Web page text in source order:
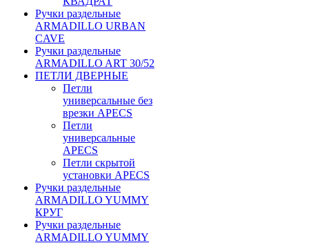
Ручки раздельные
ARMADILLO URBAN
CAVE
Ручки раздельные
ARMADILLO ART 30/52
ПЕТЛИ ДВЕРНЫЕ
Петли
универсальные без
врезки APECS
Петли
универсальные
APECS
Петли скрытой
установки APECS
Ручки раздельные
ARMADILLO YUMMY
КРУГ
Ручки раздельные
ARMADILLO YUMMY